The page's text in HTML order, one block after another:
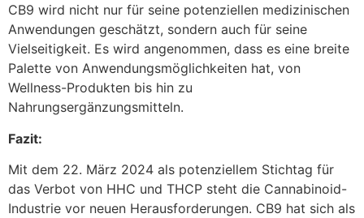
CB9 wird nicht nur für seine potenziellen medizinischen
Anwendungen geschätzt, sondern auch für seine
Vielseitigkeit. Es wird angenommen, dass es eine breite
Palette von Anwendungsmöglichkeiten hat, von
Wellness-Produkten bis hin zu
Nahrungsergänzungsmitteln.
Fazit:
Mit dem 22. März 2024 als potenziellem Stichtag für
das Verbot von HHC und THCP steht die Cannabinoid-
Industrie vor neuen Herausforderungen. CB9 hat sich als